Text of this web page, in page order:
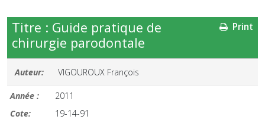
Print
Titre : Guide pratique de
chirurgie parodontale
Auteur: VIGOUROUX François
Année :
2011
Cote:
19-14-91